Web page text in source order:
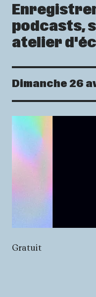
podcasts,
atelier
Dates
Dimanche 26
Gratuit